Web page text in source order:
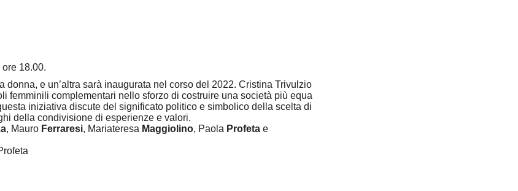
18.00.
e un’altra sarà inaugurata nel corso del 2022. Cristina Trivulzio
femminili complementari nello sforzo di costruire una società più equa
iniziativa discute del significato politico e simbolico della scelta di
della condivisione di esperienze e valori.
, Mauro Ferraresi, Mariateresa Maggiolino, Paola Profeta e